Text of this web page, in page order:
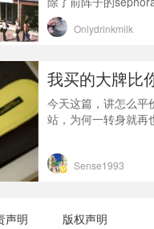
deal，其中的大头都
Outlets之行了。这
Onlydrinkmilk
我买的大牌比
今天这篇，讲怎么平
站，为何一转身就再
不可能的。咱们现实
裙衫差不多都有300-
Sense1993
声明 版权声明